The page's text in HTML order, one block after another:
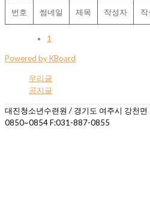
번호 썸네일 제목 작성자 작
1
Powered by KBoard
우리글
공지글
대진청소년수련원 / 경기도 여주시 강천
0850~0854 F:031-887-0855